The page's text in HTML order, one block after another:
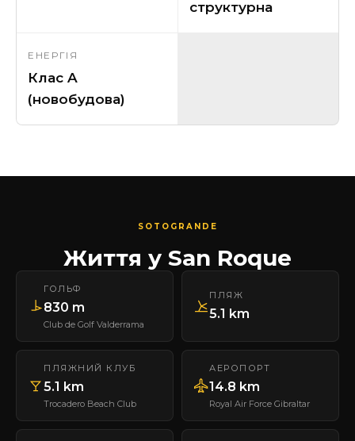
структурна
ЕНЕРГІЯ
Клас A
(новобудова)
SOTOGRANDE
Життя у San Roque
ГОЛЬФ
830 m
Club de Golf Valderrama
ПЛЯЖ
5.1 km
ПЛЯЖНИЙ КЛУБ
5.1 km
Trocadero Beach Club
АЕРОПОРТ
14.8 km
Royal Air Force Gibraltar